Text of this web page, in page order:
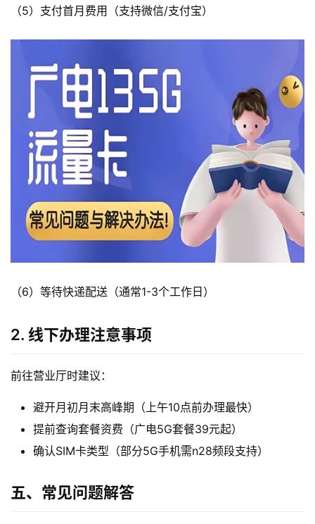
页
i
多
面
（5）支付首月费用（支持微信/支付宝）
（6）等待快递配送（通常1-3个工作日）
2. 线下办理注意事项
前往营业厅时建议：
避开月初月末高峰期（上午10点前办理最快）
提前查询套餐资费（广电5G套餐39元起）
确认SIM卡类型（部分5G手机需n28频段支持）
五、常见问题解答